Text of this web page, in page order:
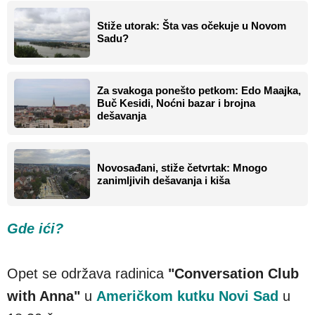
Stiže utorak: Šta vas očekuje u Novom
Sadu?
Za svakoga ponešto petkom: Edo Maajka,
Buč Kesidi, Noćni bazar i brojna
dešavanja
Novosađani, stiže četvrtak: Mnogo
zanimljivih dešavanja i kiša
Gde ići?
Opet se održava radinica "Conversation Club
with Anna" u Američkom kutku Novi Sad u